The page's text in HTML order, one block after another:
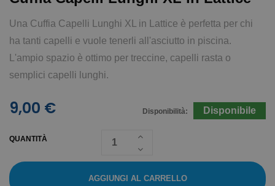
Una Cuffia Capelli Lunghi XL in Lattice è perfetta per chi
ha tanti capelli e vuole tenerli all'asciutto in piscina.
L'ampio spazio è ottimo per treccine, capelli rasta o
semplici capelli lunghi.
Disponibilità: Disponibile
9,00 €
QUANTITÀ
AGGIUNGI AL CARRELLO